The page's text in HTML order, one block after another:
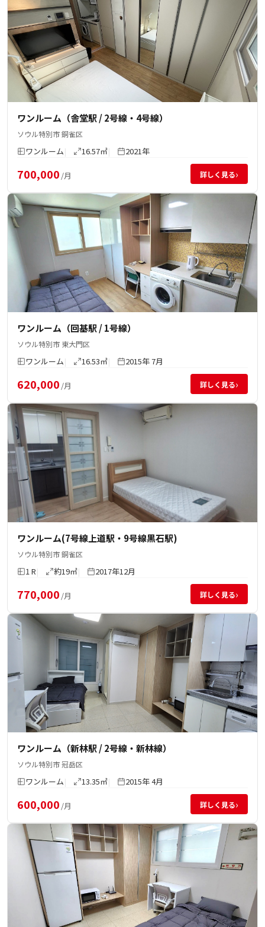
ワンルーム（舎堂駅 / 2号線・4号線）
ソウル特別市 銅雀区
ワンルーム 16.57㎡ 2021年
700,000 /月 詳しく見る›
ワンルーム（回基駅 / 1号線）
ソウル特別市 東大門区
ワンルーム 16.53㎡ 2015年 7月
620,000 /月 詳しく見る›
ワンルーム(7号線上道駅・9号線黒石駅)
ソウル特別市 銅雀区
1 R 約19㎡ 2017年12月
770,000 /月 詳しく見る›
ワンルーム（新林駅 / 2号線・新林線）
ソウル特別市 冠岳区
ワンルーム 13.35㎡ 2015年 4月
600,000 /月 詳しく見る›